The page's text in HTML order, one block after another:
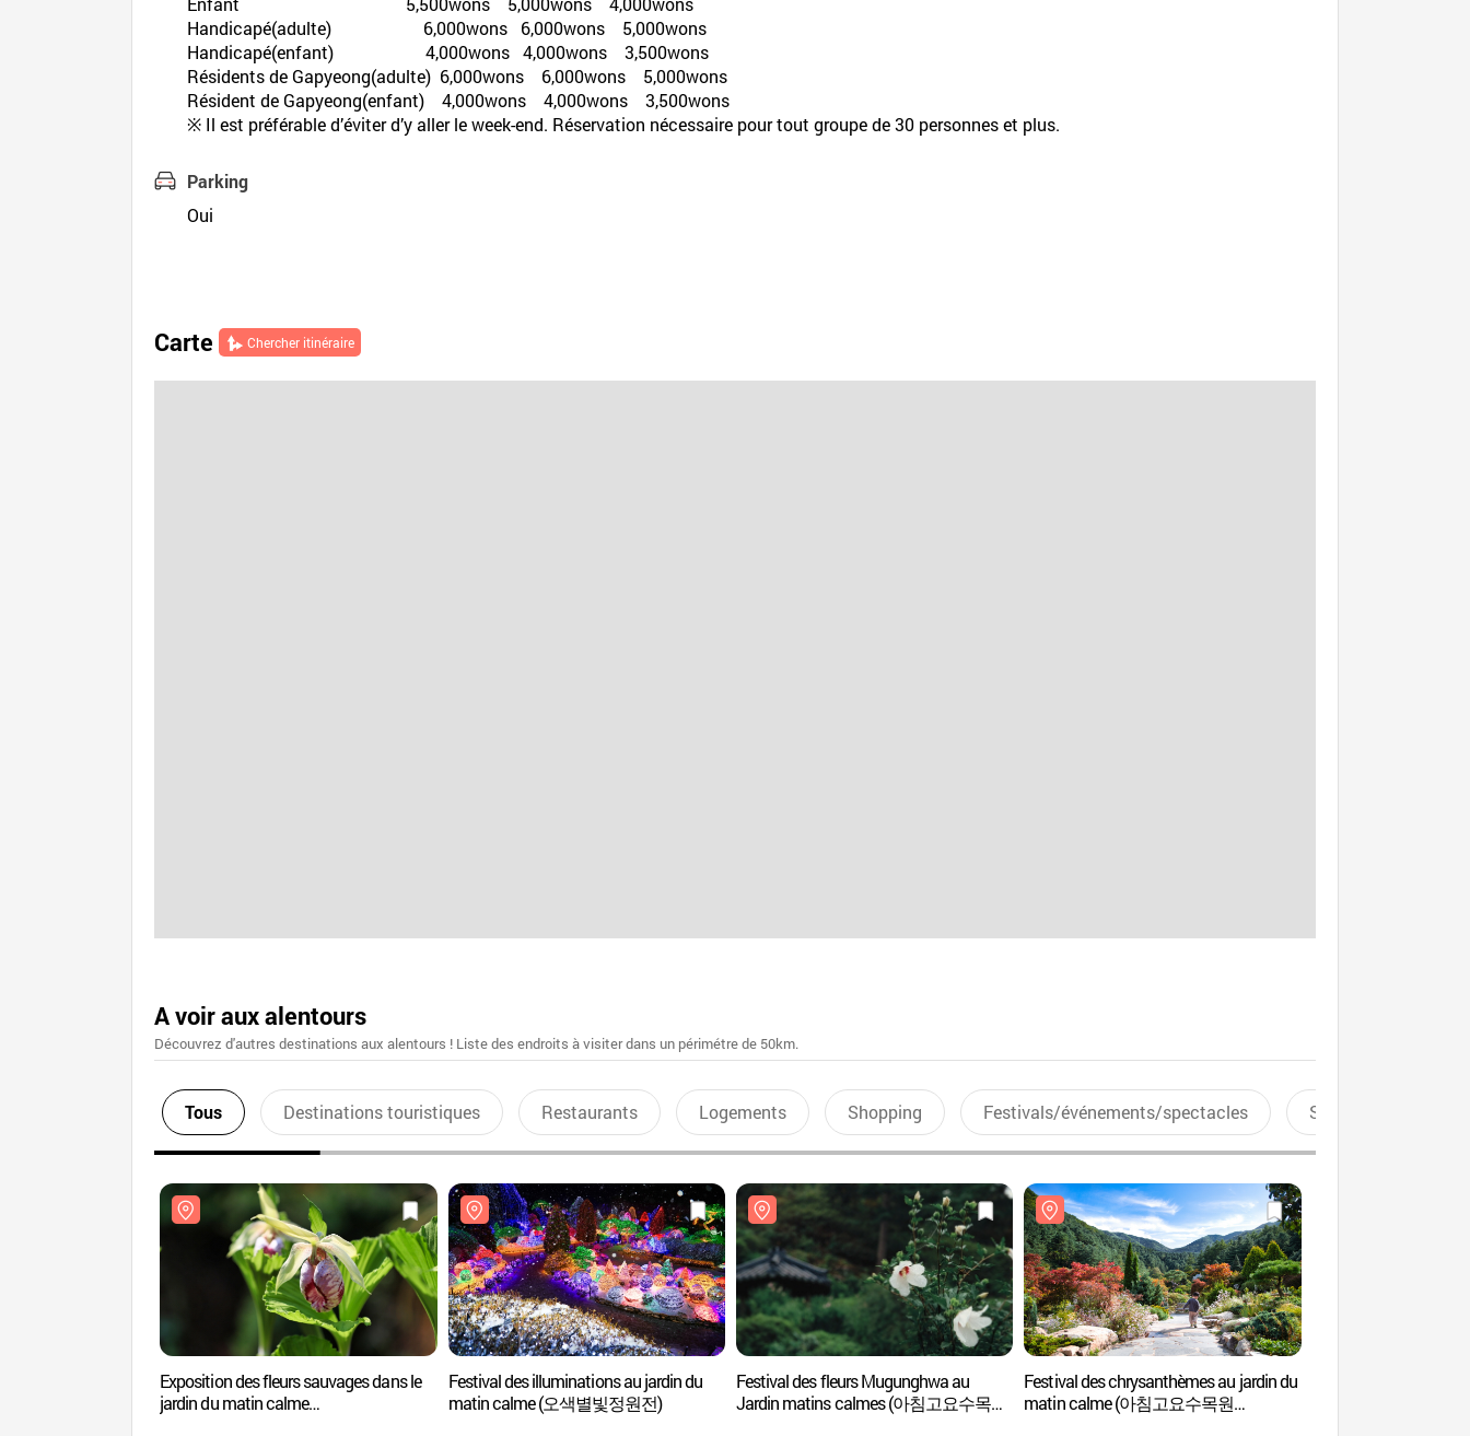
Handicapé(adulte) 6,000wons 6,000wons 5,000wons
Handicapé(enfant) 4,000wons 4,000wons 3,500wons
Résidents de Gapyeong(adulte) 6,000wons 6,000wons 5,000wons
Résident de Gapyeong(enfant) 4,000wons 4,000wons 3,500wons
※ Il est préférable d’éviter d’y aller le week-end. Réservation nécessaire pour tout groupe de 30 personnes et plus.
Parking
Oui
Carte Chercher itinéraire
A voir aux alentours
Découvrez d'autres destinations aux alentours ! Liste des endroits à visiter dans un périmétre de 50km.
Tous Destinations touristiques Restaurants Logements Shopping Festivals/événements/spectacles Sports aquatiques
Exposition des fleurs sauvages dans le
jardin du matin calme
Festival des illuminations au jardin du
matin calme (오색별빛정원전)
Festival des fleurs Mugunghwa au
Jardin matins calmes (아침고요수목원
Festival des chrysanthèmes au jardin du
matin calme (아침고요수목원